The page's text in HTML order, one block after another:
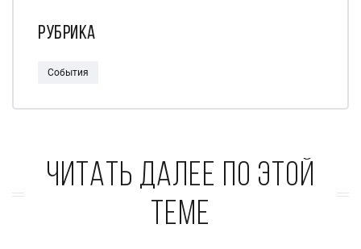
Рубрика
События
Читать далее по этой
теме